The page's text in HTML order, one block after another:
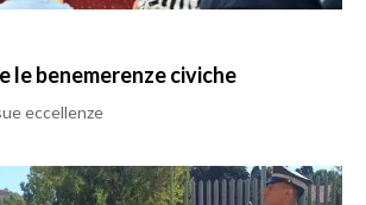
le benemerenze civiche
eccellenze